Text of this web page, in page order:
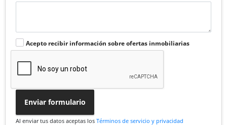
Acepto recibir información sobre ofertas inmobiliarias
Enviar formulario
Al enviar tus datos aceptas los Términos de servicio y privacidad